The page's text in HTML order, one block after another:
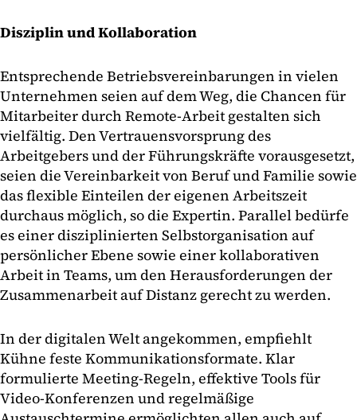
Disziplin und Kollaboration
Entsprechende Betriebsvereinbarungen in vielen
Unternehmen seien auf dem Weg, die Chancen für
Mitarbeiter durch Remote-Arbeit gestalten sich
vielfältig. Den Vertrauensvorsprung des
Arbeitgebers und der Führungskräfte vorausgesetzt,
seien die Vereinbarkeit von Beruf und Familie sowie
das flexible Einteilen der eigenen Arbeitszeit
durchaus möglich, so die Expertin. Parallel bedürfe
es einer disziplinierten Selbstorganisation auf
persönlicher Ebene sowie einer kollaborativen
Arbeit in Teams, um den Herausforderungen der
Zusammenarbeit auf Distanz gerecht zu werden.
In der digitalen Welt angekommen, empfiehlt
Kühne feste Kommunikationsformate. Klar
formulierte Meeting-Regeln, effektive Tools für
Video-Konferenzen und regelmäßige